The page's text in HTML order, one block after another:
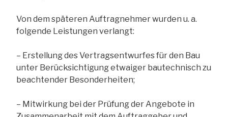
Von dem späteren Auftragnehmer wurden u. a.
folgende Leistungen verlangt:
– Erstellung des Vertragsentwurfes für den Bau
unter Berücksichtigung etwaiger bautechnisch zu
beachtender Besonderheiten;
– Mitwirkung bei der Prüfung der Angebote in